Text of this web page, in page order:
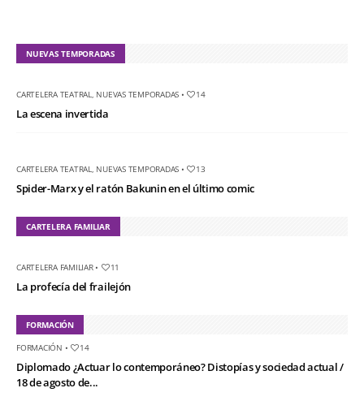
NUEVAS TEMPORADAS
CARTELERA TEATRAL NUEVAS TEMPORADAS • 14
La escena invertida
CARTELERA TEATRAL NUEVAS TEMPORADAS • 13
Spider-Marx y el ratón Bakunin en el último comic
CARTELERA FAMILIAR
CARTELERA FAMILIAR• 11
La profecía del frailejón
FORMACIÓN
FORMACIÓN • 14
Diplomado ¿Actuar lo contemporáneo? Distopías y sociedad actual /
18 de agosto de...